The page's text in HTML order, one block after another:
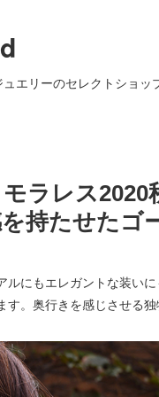
ュエリーのセレクトショ
ラレス2020
持たせたゴ
ルにもエレガントな装いに
す。奥行きを感じさせる